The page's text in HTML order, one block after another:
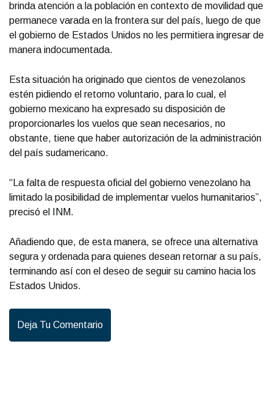
brinda atención a la población en contexto de movilidad que
permanece varada en la frontera sur del país, luego de que
el gobierno de Estados Unidos no les permitiera ingresar de
manera indocumentada.
Esta situación ha originado que cientos de venezolanos
estén pidiendo el retorno voluntario, para lo cual, el
gobierno mexicano ha expresado su disposición de
proporcionarles los vuelos que sean necesarios, no
obstante, tiene que haber autorización de la administración
del país sudamericano.
“La falta de respuesta oficial del gobierno venezolano ha
limitado la posibilidad de implementar vuelos humanitarios”,
precisó el INM.
Añadiendo que, de esta manera, se ofrece una alternativa
segura y ordenada para quienes desean retornar a su país,
terminando así con el deseo de seguir su camino hacia los
Estados Unidos.
Deja Tu Comentario